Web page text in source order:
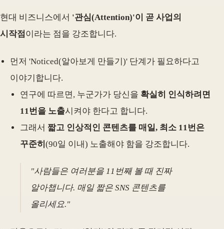
현대 비즈니스에서 '관심(Attention)'이 곧 사업의
시작점 이라는 점을 강조합니다.
먼저 'Noticed(알아보게 만들기)' 단계가 필요하다고
이야기합니다.
연구에 따르면, 누군가가 당신을 확실히 인식하려면
11번을 노출시켜야 한다고 합니다.
그래서 짧고 인상적인 콘텐츠를 매일, 최소 11번은
꾸준히 (90일 이내) 노출해야 함을 강조합니다.
"사람들은 여러분을 11번째 볼 때 진짜
알아챕니다. 매일 짧은 SNS 콘텐츠를
올리세요."